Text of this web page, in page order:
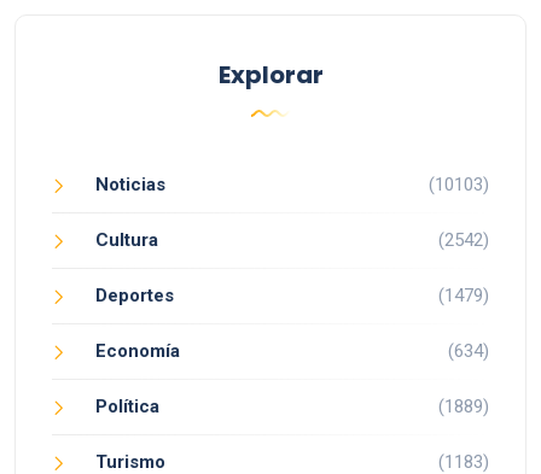
Explorar
Noticias (10103)
Cultura (2542)
Deportes (1479)
Economía (634)
Política (1889)
Turismo (1183)